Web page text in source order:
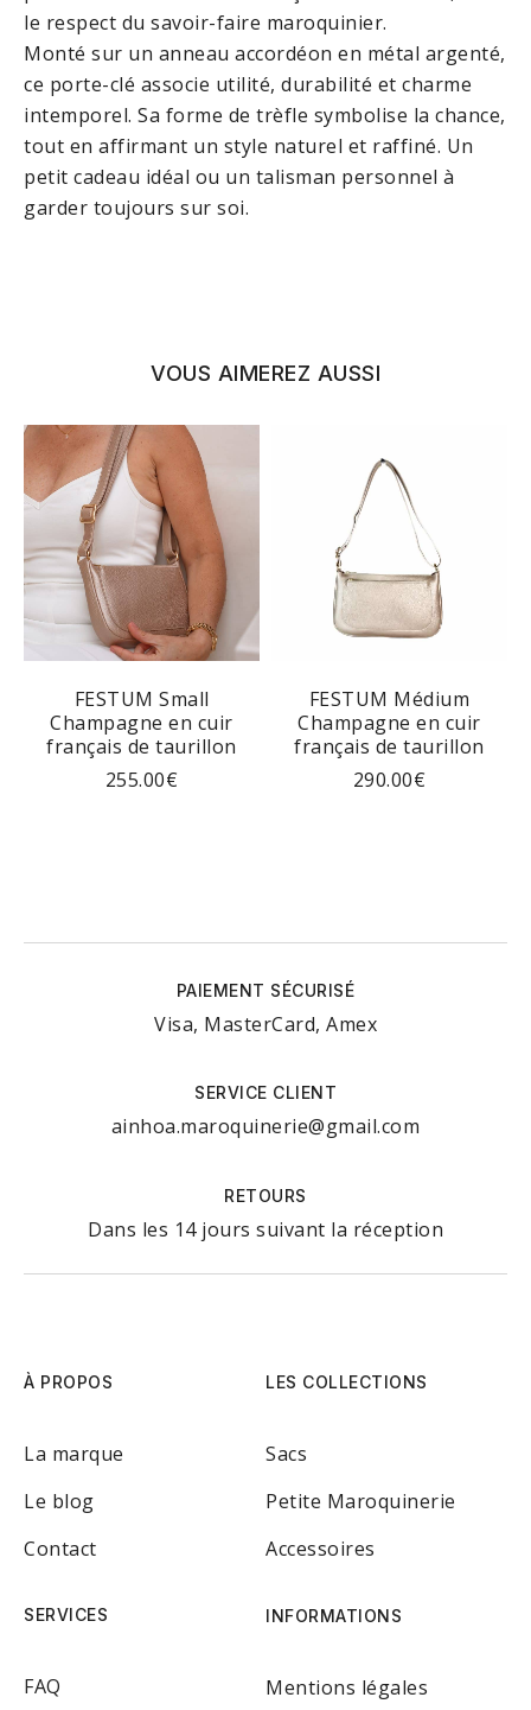
le respect du savoir-faire maroquinier.
Monté sur un anneau accordéon en métal argenté,
ce porte-clé associe utilité, durabilité et charme
intemporel. Sa forme de trèfle symbolise la chance,
tout en affirmant un style naturel et raffiné. Un
petit cadeau idéal ou un talisman personnel à
garder toujours sur soi.
VOUS AIMEREZ AUSSI
FESTUM Small
Champagne en cuir
français de taurillon
255.00€
FESTUM Médium
Champagne en cuir
français de taurillon
290.00€
PAIEMENT SÉCURISÉ
Visa, MasterCard, Amex
SERVICE CLIENT
ainhoa.maroquinerie@gmail.com
RETOURS
Dans les 14 jours suivant la réception
À PROPOS
La marque
Le blog
Contact
LES COLLECTIONS
Sacs
Petite Maroquinerie
Accessoires
SERVICES
FAQ
INFORMATIONS
Mentions légales